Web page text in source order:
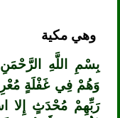
وهي مكية
بِسْمِ اللَّهِ
وَهُمْ فِي غَفْلَةٍ
رَبِّهِمْ مُحْدَثٍ إِلا